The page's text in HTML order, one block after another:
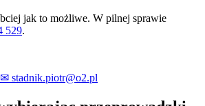
jak to możliwe. W pilnej sprawie
529.
✉ stadnik.piotr@o2.pl